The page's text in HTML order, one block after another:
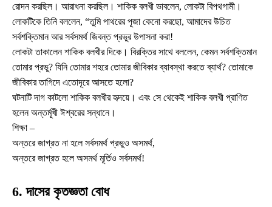
রোদন করছিল। আরাধনা করছিল। শাকিক বলখী ভাবলেন, লোকটা বিপথগামী।
লোকটিকে তিনি বললেন, “তুমি পাথরের পূজা কেনো করছো, আমাদের উচিত
সর্বশক্তিমান আর সর্বসমর্থ জিবন্ত প্রভুর উপাসনা করা!
লোকটা তাকালেন শাকিক বলখীর দিকে। বিরক্তির সাথে বললেন, কেমন সর্বশক্তিমান
তোমার প্রভু? যিনি তোমার শহরে তোমার জীবিকার ব্যাবস্থা করতে ব্যার্থ? তোমাকে
জীবিকার তাগিদে এতোদূরে আসতে হলো?
ঘটনাটি দাগ কাটলো শাকিক বলখীর হৃদয়ে। এবং সে থেকেই শাকিক বলখী প্রাণিত
হলেন অন্তর্মূখী ঈশ্বরের সন্ধানে।
শিক্ষা –
অন্তরে জাগ্রত না হলে সর্বসমর্থ প্রভুও অসমর্থ,
অন্তরে জাগ্রত হলে অসমর্থ মূর্তিও সর্বসমর্থ!
6. দাসের কৃতজ্ঞতা বোধ